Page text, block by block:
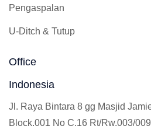
Pengaspalan
U-Ditch & Tutup
Office
Indonesia
Jl. Raya Bintara 8 gg Masjid
Block.001 No C.16 Rt/Rw.003/